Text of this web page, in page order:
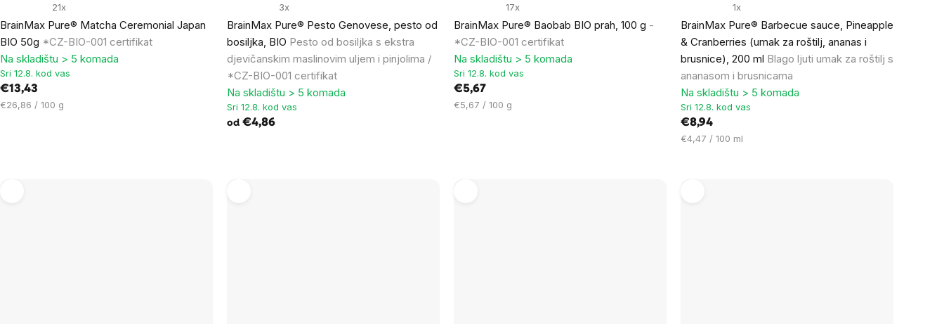
BrainMax Pure® Matcha Ceremonial Japan
BIO 50g *CZ-BIO-001 certifikat
21x
Na skladištu > 5 komada
Sri 12.8. kod vas
€13,43
Cijena
€26,86 / 100 g
BrainMax Pure® Pesto Genovese, pesto od
bosiljka, BIO Pesto od bosiljka s ekstra
djevičanskim maslinovim uljem i pinjolima /
*CZ-BIO-001 certifikat
3x
Na skladištu > 5 komada
Sri 12.8. kod vas
od €4,86
BrainMax Pure® Baobab BIO prah, 100 g -
*CZ-BIO-001 certifikat
17x
Na skladištu > 5 komada
Sri 12.8. kod vas
€5,67
Cijena
€5,67 / 100 g
BrainMax Pure® Barbecue sauce, Pineapple
& Cranberries (umak za roštilj, ananas i
brusnice), 200 ml Blago ljuti umak za roštilj s
ananasom i brusnicama
1x
Na skladištu > 5 komada
Sri 12.8. kod vas
€8,94
Cijena
€4,47 / 100 ml